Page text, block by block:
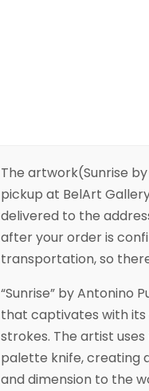
The artwork(Sunrise
pickup at BelArt
delivered to the
after your order is
transportation, so
“Sunrise” by Antonino
that captivates with
strokes. The artist
palette knife, creating
and dimension to the